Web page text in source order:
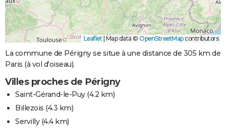
Leaflet Map data © OpenStreetMapcontributors
La commune de Périgny se situe à une distance de 305 km de
Paris (à vol d'oiseau).
Villes proches de Périgny
Saint-Gérand-le-Puy(4.2 km)
Billezois (4.3 km)
Servilly(4.4 km)